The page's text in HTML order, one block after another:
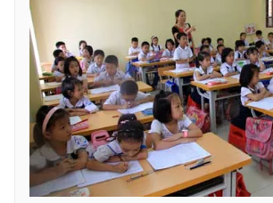
Cơ quan chủ quản:
Đài Truyền hình Việt
Cơ quan báo chí:Thời báo VTV
Giấy phép hoạt động báo in và báo điện tử
cấp ngày 29/12/2023
Tổng Biên tập:
Vũ Thanh Thủy
Phó Tổng Biên tập:Nguyễn Thị Mỹ Hạnh,
Nguyễn Trọng Ninh
Tổng đài VTV:024.38 355 931 - 024.38 355